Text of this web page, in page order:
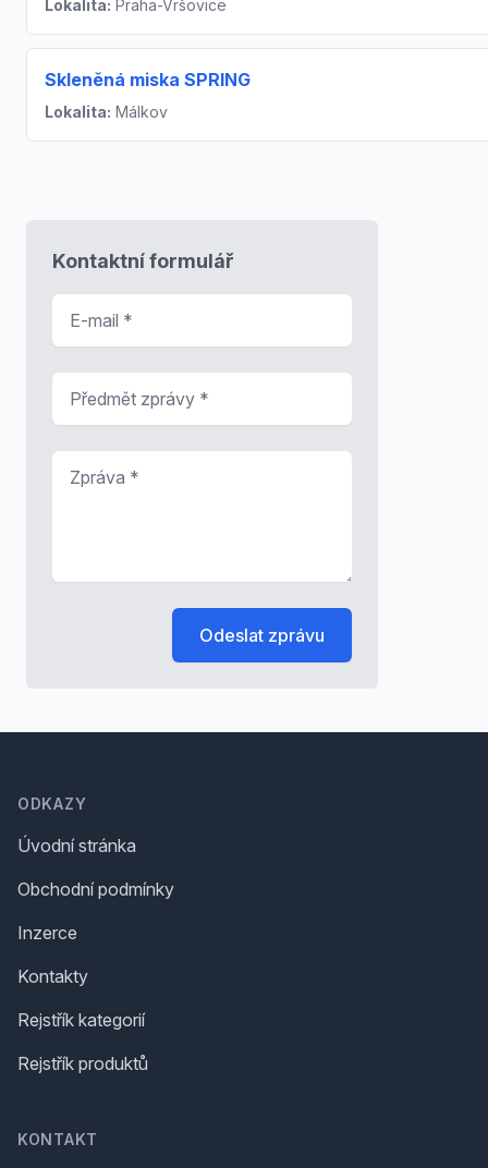
Lokalita: Praha-Vršovice
Skleněná miska SPRING
Lokalita: Málkov
Kontaktní formulář
Odeslat zprávu
ODKAZY
Úvodní stránka
Obchodní podmínky
Inzerce
Kontakty
Rejstřík kategorií
Rejstřík produktů
KONTAKT